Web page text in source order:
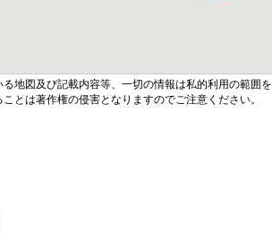
地図及び記載内容等、一切の情報は私的利用の範囲を
とは著作権の侵害となりますのでご注意ください。